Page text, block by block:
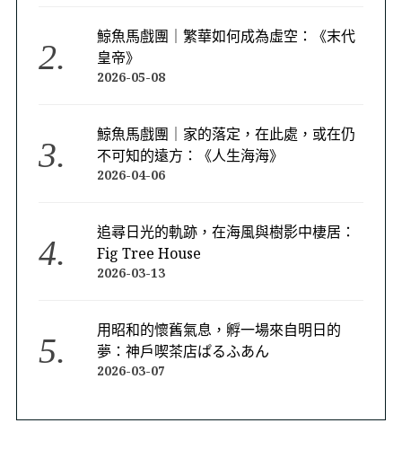
鯨魚馬戲團｜繁華如何成為虛空：《末代
皇帝》
2026-05-08
鯨魚馬戲團｜家的落定，在此處，或在仍
不可知的遠方：《人生海海》
2026-04-06
追尋日光的軌跡，在海風與樹影中棲居：
Fig Tree House
2026-03-13
用昭和的懷舊氣息，孵一場來自明日的
夢：神戶喫茶店ぱるふあん
2026-03-07